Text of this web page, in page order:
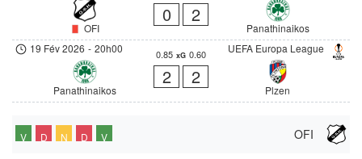
OFI
0 2
Panathinaikos
UEFA Europa League
19 Fév 2026 - 20h00
Panathinaikos
0.85 xG 0.60
2 2
Plzen
OFI
V D N D V